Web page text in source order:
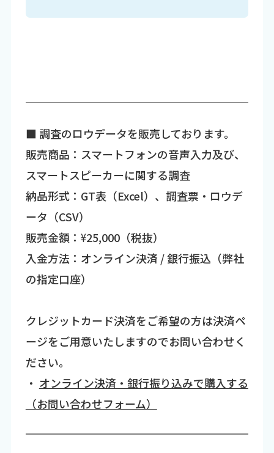
■ 調査のロウデータを販売しております。
販売商品：スマートフォンの音声入力及び、
スマートスピーカーに関する調査
納品形式：GT表（Excel）、調査票・ロウデ
ータ（CSV）
販売金額：\25,000（税抜）
入金方法：オンライン決済 / 銀行振込（弊社
の指定口座）
クレジットカード決済をご希望の方は決済ペ
ージをご用意いたしますのでお問い合わせく
ださい。
・ オンライン決済・銀行振り込みで購入する
（お問い合わせフォーム）